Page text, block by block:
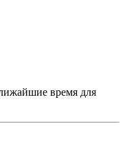
время для